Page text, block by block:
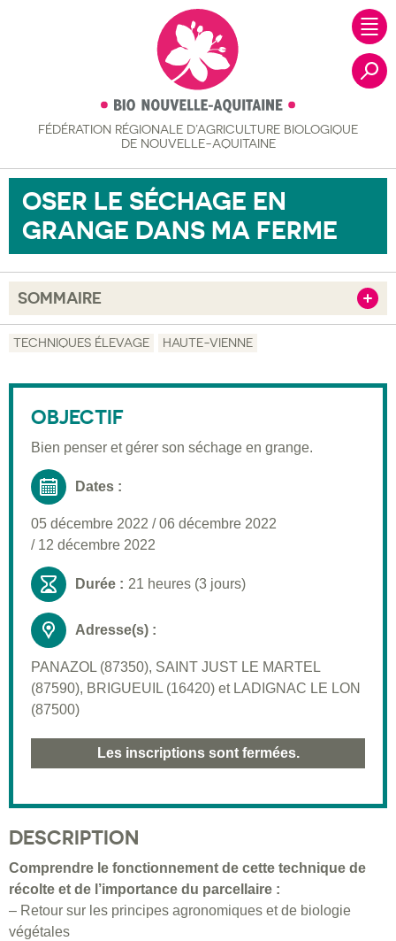
FÉDÉRATION RÉGIONALE D’AGRICULTURE BIOLOGIQUE
DE NOUVELLE-AQUITAINE
OSER LE SÉCHAGE EN
GRANGE DANS MA FERME
SOMMAIRE
Validation
Moyens pédagogiques
Informations pratiques
TECHNIQUES ÉLEVAGE HAUTE-VIENNE
OBJECTIF
Bien penser et gérer son séchage en grange.
Dates :
05 décembre 2022 /06 décembre 2022
/ 12 décembre 2022
Durée : 21 heures (3 jours)
Adresse(s) :
PANAZOL (87350), SAINT JUST LE MARTEL
(87590), BRIGUEUIL (16420) et LADIGNAC LE LON
(87500)
Les inscriptions sont fermées.
DESCRIPTION
Comprendre le fonctionnement de cette technique de
récolte et de l’importance du parcellaire :
– Retour sur les principes agronomiques et de biologie
végétales